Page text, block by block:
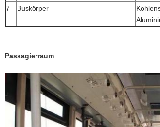
7
Buskörper
Passagierraum